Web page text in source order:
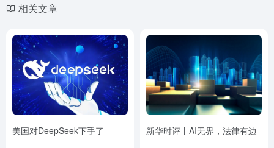
相关文章
美国对DeepSeek下手了 新华时评丨AI无界，法律有边